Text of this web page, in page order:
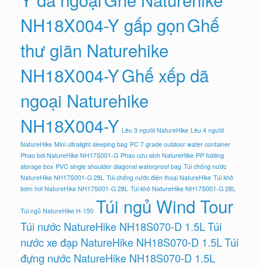
NH18X004-Y gấp gọnGhế
thư giãn Naturehike
NH18X004-YGhế xếp dã
ngoại Naturehike
NH18X004-Y Lều 3 người NatureHike Lều 4 người
NatureHike Mini ultralight sleeping bag PC 7 grade outdoor water container
Phao bơi NatureHike NH17S001-G Phao cứu sinh NatureHike PP folding
storage box PVC single shoulder diagonal waterproof bag Túi chống nước
NatureHike NH17S001-G 28L Túi chống nước điện thoại NatureHike Túi khô
bơm hơi NatureHike NH17S001-G 28L Túi khô NatureHike NH17S001-G 28L
Túi ngủ NatureHike H-150 Túi ngủ Wind Tour
Túi nước NatureHike NH18S070-D 1.5LTúi
nước xe đạp NatureHike NH18S070-D 1.5LTúi
đựng nước NatureHike NH18S070-D 1.5L